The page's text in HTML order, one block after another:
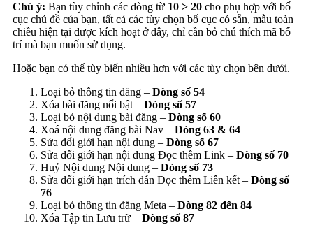
Chú ý: Bạn tùy chỉnh các dòng từ 10 > 20 cho phụ hợp với bố
cục chủ đề của bạn, tất cả các tùy chọn bố cục có sẵn, mẫu toàn
chiều hiện tại được kích hoạt ở đây, chỉ cần bỏ chú thích mã bố
trí mà bạn muốn sử dụng.
Hoặc bạn có thể tùy biến nhiều hơn với các tùy chọn bên dưới.
Loại bỏ thông tin đăng – Dòng số 54
Xóa bài đăng nổi bật – Dòng số 57
Loại bỏ nội dung bài đăng – Dòng số 60
Xoá nội dung đăng bài Nav – Dòng 63 & 64
Sửa đổi giới hạn nội dung – Dòng số 67
Sửa đổi giới hạn nội dung Đọc thêm Link – Dòng số 70
Huỷ Nội dung Nội dung – Dòng số 73
Sửa đổi giới hạn trích dẫn Đọc thêm Liên kết – Dòng số
76
Loại bỏ thông tin đăng Meta – Dòng 82 đến 84
Xóa Tập tin Lưu trữ – Dòng số 87